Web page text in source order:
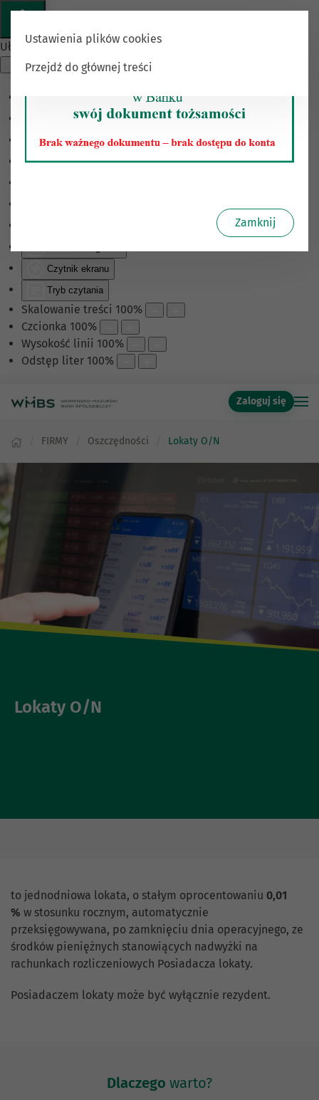
Ułatwienia dostępu
Monochromatyczny
Ciemny kontrast
Jasny kontrast
Czytnik ekranu
Tryb czytania
Skalowanie treści 100%
Czcionka 100%
Wysokość linii 100%
Odstęp liter 100%
Ustawienia plików cookies
Przejdź do głównej treści
Zaloguj się
FIRMY Oszczędności Lokaty O/N
Lokaty O/N
to jednodniowa lokata, o stałym oprocentowaniu 0,01
% w stosunku rocznym, automatycznie
przeksięgowywana, po zamknięciu dnia operacyjnego, ze
środków pieniężnych stanowiących nadwyżki na
rachunkach rozliczeniowych Posiadacza lokaty.
Posiadaczem lokaty może być wyłącznie rezydent.
Dlaczego warto?
Zamknij